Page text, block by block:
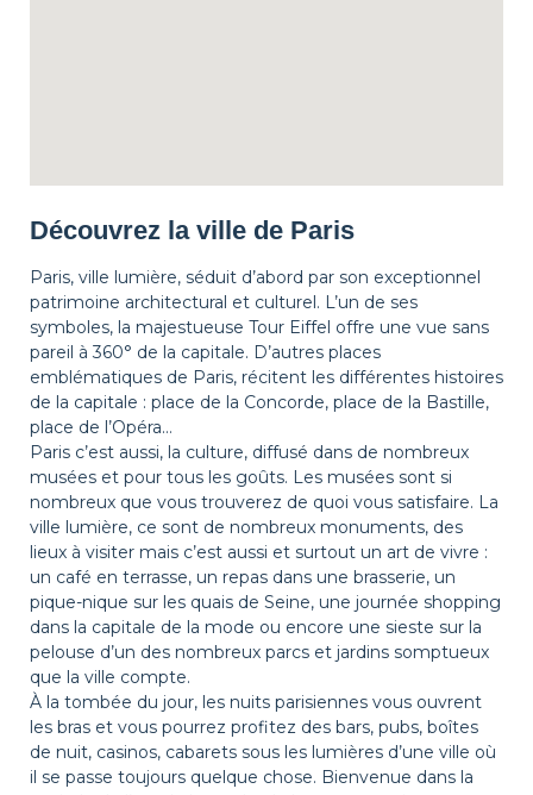
Découvrez la ville de Paris
Paris, ville lumière, séduit d’abord par son exceptionnel
patrimoine architectural et culturel. L’un de ses
symboles, la majestueuse Tour Eiffel offre une vue sans
pareil à 360° de la capitale. D’autres places
emblématiques de Paris, récitent les différentes histoires
de la capitale : place de la Concorde, place de la Bastille,
place de l’Opéra…
Paris c’est aussi, la culture, diffusé dans de nombreux
musées et pour tous les goûts. Les musées sont si
nombreux que vous trouverez de quoi vous satisfaire. La
ville lumière, ce sont de nombreux monuments, des
lieux à visiter mais c’est aussi et surtout un art de vivre :
un café en terrasse, un repas dans une brasserie, un
pique-nique sur les quais de Seine, une journée shopping
dans la capitale de la mode ou encore une sieste sur la
pelouse d’un des nombreux parcs et jardins somptueux
que la ville compte.
À la tombée du jour, les nuits parisiennes vous ouvrent
les bras et vous pourrez profitez des bars, pubs, boîtes
de nuit, casinos, cabarets sous les lumières d’une ville où
il se passe toujours quelque chose. Bienvenue dans la